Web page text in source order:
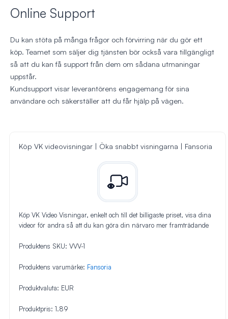
Online Support
Du kan stöta på många frågor och förvirring när du gör ett
köp. Teamet som säljer dig tjänsten bör också vara tillgängligt
så att du kan få support från dem om sådana utmaningar
uppstår.
Kundsupport visar leverantörens engagemang för sina
användare och säkerställer att du får hjälp på vägen.
Köp VK videovisningar | Öka snabbt visningarna | Fansoria
Köp VK Video Visningar, enkelt och till det billigaste priset, visa dina
videor för andra så att du kan göra din närvaro mer framträdande
Produktens SKU: VVV-1
Produktens varumärke: Fansoria
Produktvaluta: EUR
Produktpris: 1.89